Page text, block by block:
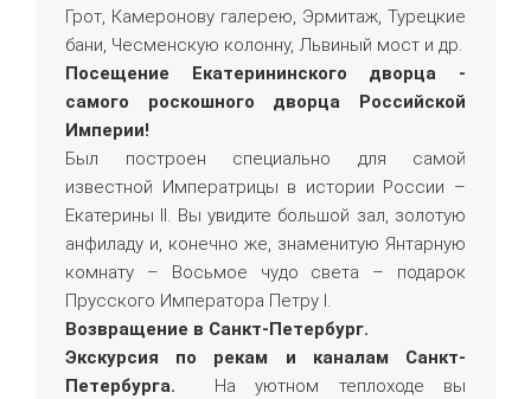
Грот, Камеронову галерею, Эрмитаж, Турецкие
бани, Чесменскую колонну, Львиный мост и др.
Посещение Екатерининского дворца -
самого роскошного дворца Российской
Империи!
Был построен специально для самой
известной Императрицы в истории России –
Екатерины II. Вы увидите большой зал, золотую
анфиладу и, конечно же, знаменитую Янтарную
комнату – Восьмое чудо света – подарок
Прусского Императора Петру I.
Возвращение в Санкт-Петербург.
Экскурсия по рекам и каналам Санкт-
Петербурга. На уютном теплоходе вы